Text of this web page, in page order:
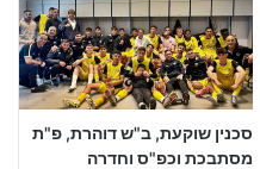
סכנין שוקעת, ב"ש דוהרת, פ"ת
מסתבכת וכפ"ס וחדרה